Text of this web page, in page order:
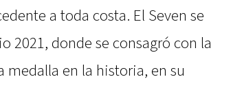
a toda costa. El Seven se
2021, donde se consagró con la
en la historia, en su